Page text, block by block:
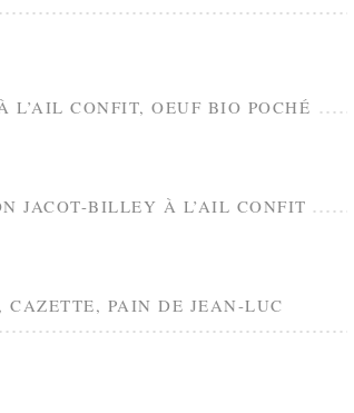
L’AIL CONFIT, OEUF BIO POCHÉ
JACOT-BILLEY À L’AIL CONFIT
PAIN DE JEAN-LUC